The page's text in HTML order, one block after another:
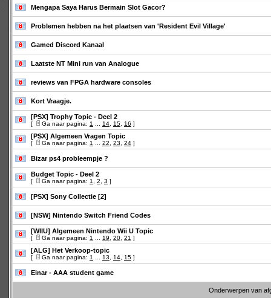
Mengapa Saya Harus Bermain Slot Gacor?
Problemen hebben na het plaatsen van 'Resident Evil Village'
Gamed Discord Kanaal
Laatste NT Mini run van Analogue
reviews van FPGA hardware consoles
Kort Vraagje.
[PSX] Trophy Topic - Deel 2
[ Ga naar pagina: 1 14 15 16 ]
[PSX] Algemeen Vragen Topic
[ Ga naar pagina: 1 22 23 24 ]
Bizar ps4 probleempje ?
Budget Topic - Deel 2
[ Ga naar pagina: 1 2 3 ]
[PSX] Sony Collectie [2]
[NSW] Nintendo Switch Friend Codes
[WIIU] Algemeen Nintendo Wii U Topic
[ Ga naar pagina: 1 19 20 21 ]
[ALG] Het Verkoop-topic
[ Ga naar pagina: 1 13 14 15 ]
Einar - AAA student game
Onderwerpen van